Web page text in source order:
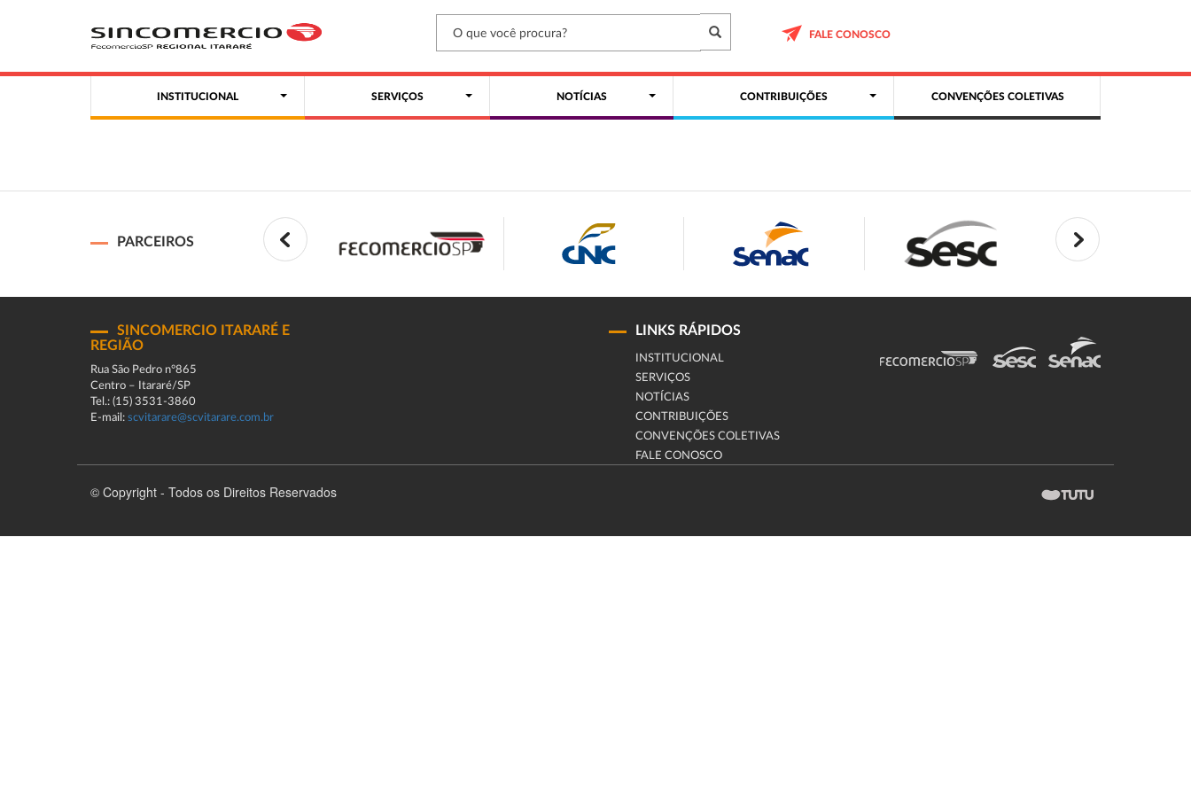
FALE CONOSCO
INSTITUCIONAL SERVIÇOS NOTÍCIAS CONTRIBUIÇÕES CONVENÇÕES COLETIVAS
PARCEIROS
SINCOMERCIO ITARARÉ E
REGIÃO
Rua São Pedro n°865
Centro – Itararé/SP
Tel.: (15) 3531-3860
E-mail: scvitarare@scvitarare.com.br
LINKS RÁPIDOS
INSTITUCIONAL
SERVIÇOS
NOTÍCIAS
CONTRIBUIÇÕES
CONVENÇÕES COLETIVAS
FALE CONOSCO
© Copyright - Todos os Direitos Reservados